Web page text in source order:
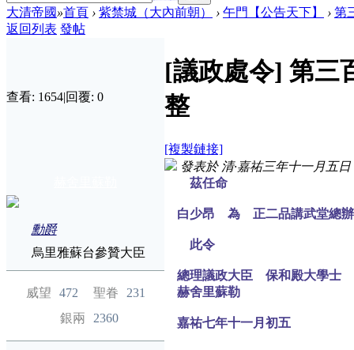
大清帝國»首頁 › 紫禁城（大內前朝） › 午門【公告天下】 › 第
返回列表 發帖
查看: 1654|回覆: 0
[議政處令] 第三
整
[複製鏈接]
勳爵
烏里雅蘇台參贊大臣
威望 472 聖眷
231
銀兩
2360
發表於 清·嘉祐三年十一月五
茲任命
白少昂 為 正二品講武堂總辦
此令
總理議政大臣 保和殿大學士
赫舍里蘇勒
嘉祐七年十一月初五